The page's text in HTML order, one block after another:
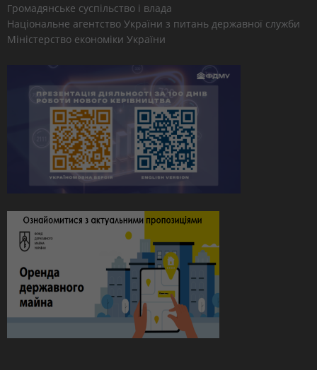
Громадянське суспільство і влада
Національне агентство України з питань державної служби
Міністерство економіки України